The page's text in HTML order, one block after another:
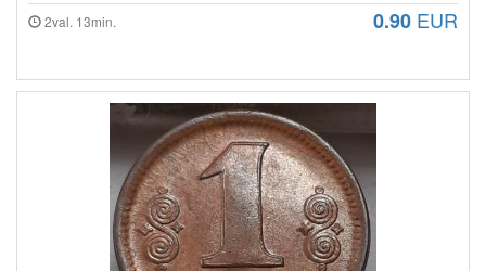
2val. 13min. 0.90 EUR